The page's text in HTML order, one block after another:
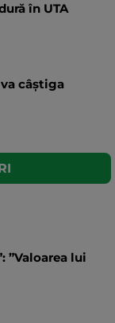
în UTA
câștiga
”Valoarea lui